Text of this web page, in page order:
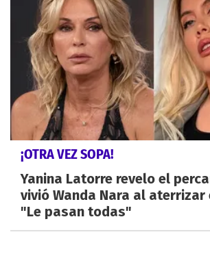
¡OTRA VEZ SOPA!
Yanina Latorre revelo el
vivió Wanda Nara al aterrizar
"Le pasan todas"